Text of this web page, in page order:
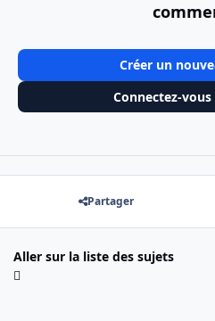
Créer un
Connectez-
Partager
Aller sur la liste des sujets